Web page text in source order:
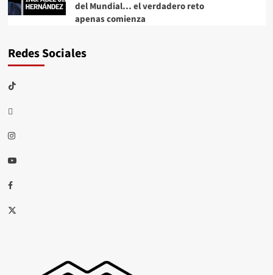
del Mundial… el verdadero reto
apenas comienza
Redes Sociales
TikTok
threads
Instagram
Youtube
Facebook
X